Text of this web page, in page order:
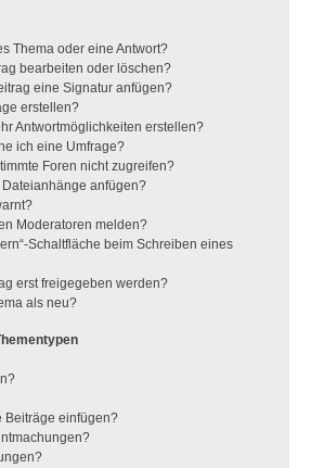
Thema oder eine Antwort?
bearbeiten oder löschen?
eine Signatur anfügen?
erstellen?
Antwortmöglichkeiten erstellen?
ich eine Umfrage?
Foren nicht zugreifen?
anfügen?
Moderatoren melden?
Schaltfläche beim Schreiben eines
erst freigegeben werden?
als neu?
Beiträge einfügen?